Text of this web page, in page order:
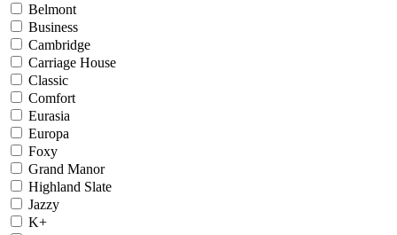
Belmont
Business
Cambridge
Carriage House
Classic
Comfort
Eurasia
Europa
Foxy
Grand Manor
Highland Slate
Jazzy
K+